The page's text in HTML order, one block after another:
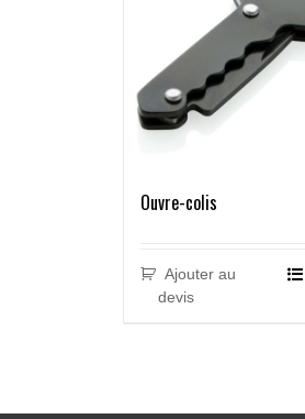
Ouvre-colis
Ajouter au
devis